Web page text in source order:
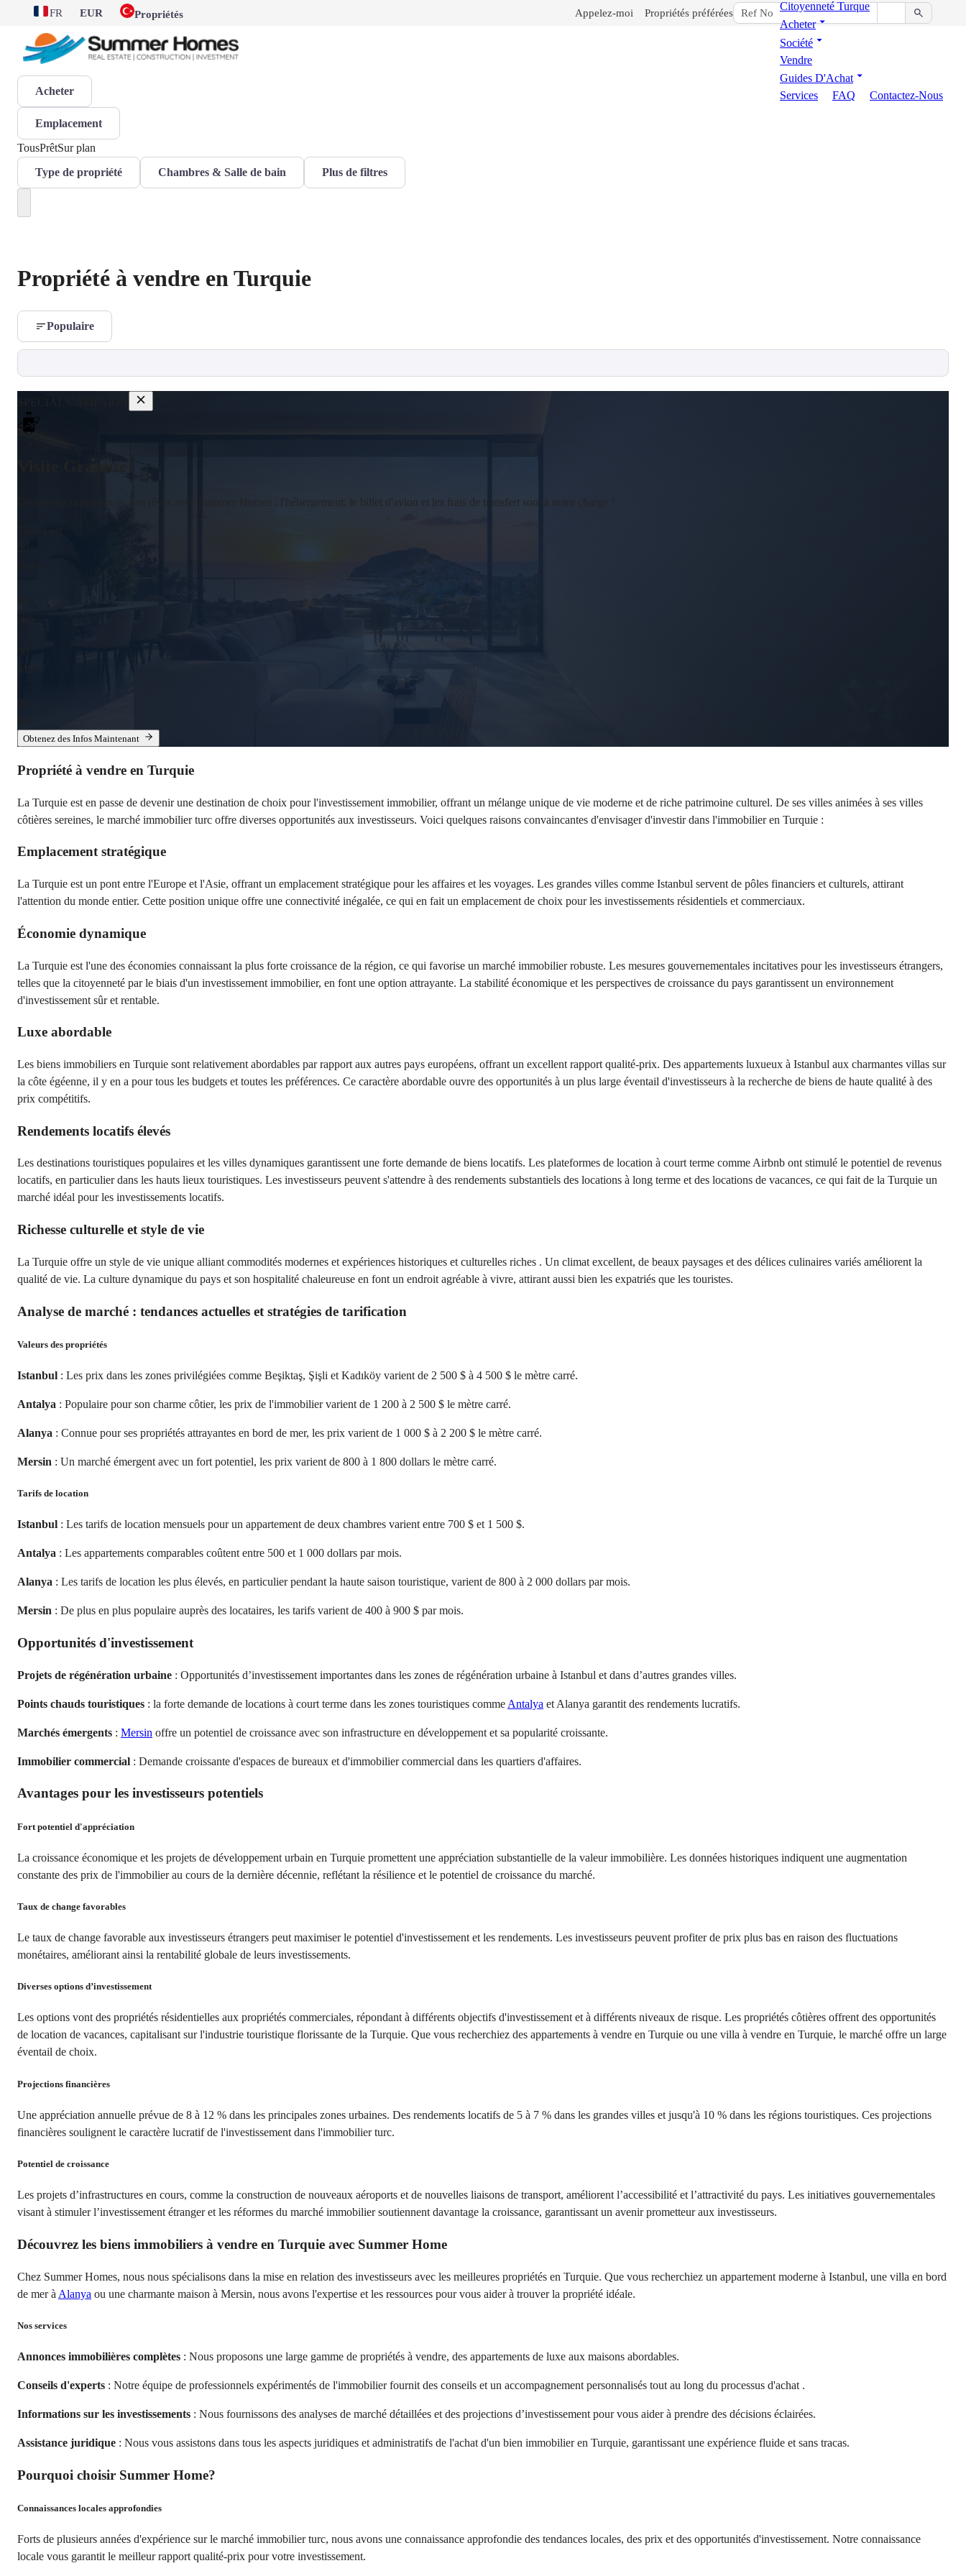
FR EUR Propriétés Appelez-moi Propriétés préférées
Citoyenneté Turque
Acheter
Société
Vendre
Guides D'Achat
Services
FAQ Contactez-Nous
Acheter
Emplacement
TousPrêtSur plan
Type de propriété Chambres & Salle de bain Plus de filtres
Propriété à vendre en Turquie
Populaire
Découvrez la maison de vos rêves avec Summer Homes ; l'hébergement, le billet d'avion et les frais de transfert sont à notre charge !
Obtenez des Infos Maintenant
Propriété à vendre en Turquie
La Turquie est en passe de devenir une destination de choix pour l'investissement immobilier, offrant un mélange unique de vie moderne et de riche patrimoine culturel. De ses villes animées à ses villes
côtières sereines, le marché immobilier turc offre diverses opportunités aux investisseurs. Voici quelques raisons convaincantes d'envisager d'investir dans l'immobilier en Turquie :
Emplacement stratégique
La Turquie est un pont entre l'Europe et l'Asie, offrant un emplacement stratégique pour les affaires et les voyages. Les grandes villes comme Istanbul servent de pôles financiers et culturels, attirant
l'attention du monde entier. Cette position unique offre une connectivité inégalée, ce qui en fait un emplacement de choix pour les investissements résidentiels et commerciaux.
Économie dynamique
La Turquie est l'une des économies connaissant la plus forte croissance de la région, ce qui favorise un marché immobilier robuste. Les mesures gouvernementales incitatives pour les investisseurs étrangers,
telles que la citoyenneté par le biais d'un investissement immobilier, en font une option attrayante. La stabilité économique et les perspectives de croissance du pays garantissent un environnement
d'investissement sûr et rentable.
Luxe abordable
Les biens immobiliers en Turquie sont relativement abordables par rapport aux autres pays européens, offrant un excellent rapport qualité-prix. Des appartements luxueux à Istanbul aux charmantes villas sur
la côte égéenne, il y en a pour tous les budgets et toutes les préférences. Ce caractère abordable ouvre des opportunités à un plus large éventail d'investisseurs à la recherche de biens de haute qualité à des
prix compétitifs.
Rendements locatifs élevés
Les destinations touristiques populaires et les villes dynamiques garantissent une forte demande de biens locatifs. Les plateformes de location à court terme comme Airbnb ont stimulé le potentiel de revenus
locatifs, en particulier dans les hauts lieux touristiques. Les investisseurs peuvent s'attendre à des rendements substantiels des locations à long terme et des locations de vacances, ce qui fait de la Turquie un
marché idéal pour les investissements locatifs.
Richesse culturelle et style de vie
La Turquie offre un style de vie unique alliant commodités modernes et expériences historiques et culturelles riches . Un climat excellent, de beaux paysages et des délices culinaires variés améliorent la
qualité de vie. La culture dynamique du pays et son hospitalité chaleureuse en font un endroit agréable à vivre, attirant aussi bien les expatriés que les touristes.
Analyse de marché : tendances actuelles et stratégies de tarification
Valeurs des propriétés
Istanbul : Les prix dans les zones privilégiées comme Beşiktaş, Şişli et Kadıköy varient de 2 500 $ à 4 500 $ le mètre carré.
Antalya : Populaire pour son charme côtier, les prix de l'immobilier varient de 1 200 à 2 500 $ le mètre carré.
Alanya : Connue pour ses propriétés attrayantes en bord de mer, les prix varient de 1 000 $ à 2 200 $ le mètre carré.
Mersin : Un marché émergent avec un fort potentiel, les prix varient de 800 à 1 800 dollars le mètre carré.
Tarifs de location
Istanbul : Les tarifs de location mensuels pour un appartement de deux chambres varient entre 700 $ et 1 500 $.
Antalya : Les appartements comparables coûtent entre 500 et 1 000 dollars par mois.
Alanya : Les tarifs de location les plus élevés, en particulier pendant la haute saison touristique, varient de 800 à 2 000 dollars par mois.
Mersin : De plus en plus populaire auprès des locataires, les tarifs varient de 400 à 900 $ par mois.
Opportunités d'investissement
Projets de régénération urbaine : Opportunités d’investissement importantes dans les zones de régénération urbaine à Istanbul et dans d’autres grandes villes.
Points chauds touristiques : la forte demande de locations à court terme dans les zones touristiques comme Antalya et Alanya garantit des rendements lucratifs.
Marchés émergents : Mersin offre un potentiel de croissance avec son infrastructure en développement et sa popularité croissante.
Immobilier commercial : Demande croissante d'espaces de bureaux et d'immobilier commercial dans les quartiers d'affaires.
Avantages pour les investisseurs potentiels
Fort potentiel d'appréciation
La croissance économique et les projets de développement urbain en Turquie promettent une appréciation substantielle de la valeur immobilière. Les données historiques indiquent une augmentation
constante des prix de l'immobilier au cours de la dernière décennie, reflétant la résilience et le potentiel de croissance du marché.
Taux de change favorables
Le taux de change favorable aux investisseurs étrangers peut maximiser le potentiel d'investissement et les rendements. Les investisseurs peuvent profiter de prix plus bas en raison des fluctuations
monétaires, améliorant ainsi la rentabilité globale de leurs investissements.
Diverses options d’investissement
Les options vont des propriétés résidentielles aux propriétés commerciales, répondant à différents objectifs d'investissement et à différents niveaux de risque. Les propriétés côtières offrent des opportunités
de location de vacances, capitalisant sur l'industrie touristique florissante de la Turquie. Que vous recherchiez des appartements à vendre en Turquie ou une villa à vendre en Turquie, le marché offre un large
éventail de choix.
Projections financières
Une appréciation annuelle prévue de 8 à 12 % dans les principales zones urbaines. Des rendements locatifs de 5 à 7 % dans les grandes villes et jusqu'à 10 % dans les régions touristiques. Ces projections
financières soulignent le caractère lucratif de l'investissement dans l'immobilier turc.
Potentiel de croissance
Les projets d’infrastructures en cours, comme la construction de nouveaux aéroports et de nouvelles liaisons de transport, améliorent l’accessibilité et l’attractivité du pays. Les initiatives gouvernementales
visant à stimuler l’investissement étranger et les réformes du marché immobilier soutiennent davantage la croissance, garantissant un avenir prometteur aux investisseurs.
Découvrez les biens immobiliers à vendre en Turquie avec Summer Home
Chez Summer Homes, nous nous spécialisons dans la mise en relation des investisseurs avec les meilleures propriétés en Turquie. Que vous recherchiez un appartement moderne à Istanbul, une villa en bord
de mer à Alanya ou une charmante maison à Mersin, nous avons l'expertise et les ressources pour vous aider à trouver la propriété idéale.
Nos services
Annonces immobilières complètes : Nous proposons une large gamme de propriétés à vendre, des appartements de luxe aux maisons abordables.
Conseils d'experts : Notre équipe de professionnels expérimentés de l'immobilier fournit des conseils et un accompagnement personnalisés tout au long du processus d'achat .
Informations sur les investissements : Nous fournissons des analyses de marché détaillées et des projections d’investissement pour vous aider à prendre des décisions éclairées.
Assistance juridique : Nous vous assistons dans tous les aspects juridiques et administratifs de l'achat d'un bien immobilier en Turquie, garantissant une expérience fluide et sans tracas.
Pourquoi choisir Summer Home?
Connaissances locales approfondies
Forts de plusieurs années d'expérience sur le marché immobilier turc, nous avons une connaissance approfondie des tendances locales, des prix et des opportunités d'investissement. Notre connaissance
locale vous garantit le meilleur rapport qualité-prix pour votre investissement.